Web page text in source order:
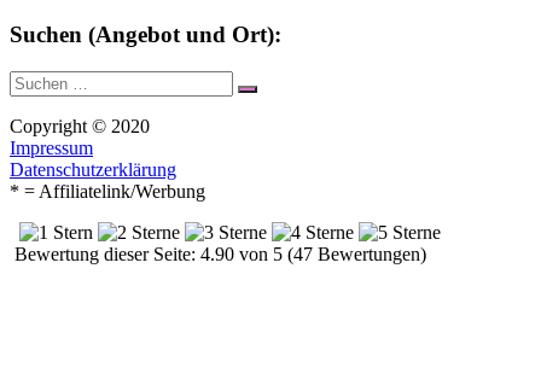
Suchen (Angebot und Ort):
Suche
nach:
Suchen
Copyright © 2020
Impressum
Datenschutzerklärung
* = Affiliatelink/Werbung
Bewertung dieser Seite: 4.90 von 5 (47 Bewertungen)